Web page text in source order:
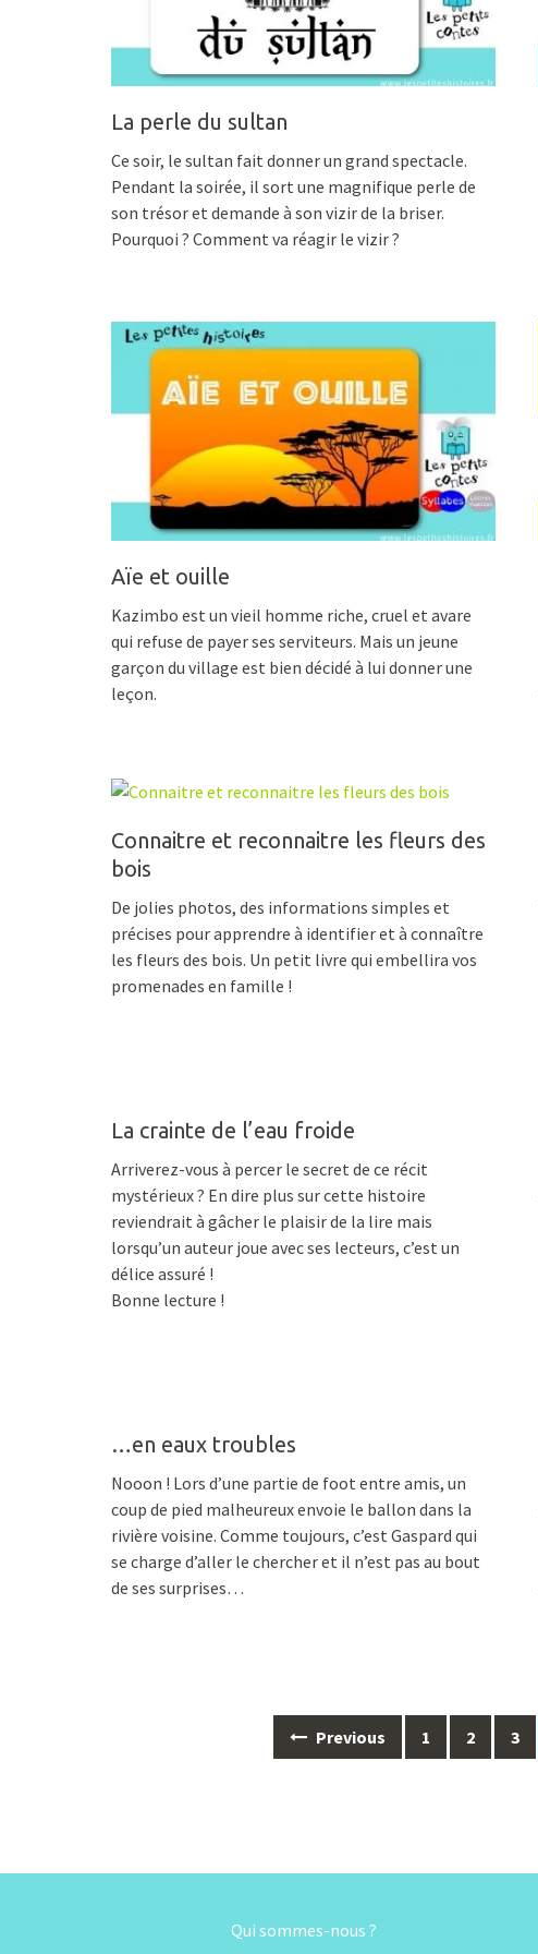
La perle du sultan
Ce soir, le sultan fait donner un grand spectacle.
Pendant la soirée, il sort une magnifique perle de
son trésor et demande à son vizir de la briser.
Pourquoi ? Comment va réagir le vizir ?
Aïe et ouille
Kazimbo est un vieil homme riche, cruel et avare
qui refuse de payer ses serviteurs. Mais un jeune
garçon du village est bien décidé à lui donner une
leçon.
Connaitre et reconnaitre les fleurs des
bois
De jolies photos, des informations simples et
précises pour apprendre à identifier et à connaître
les fleurs des bois. Un petit livre qui embellira vos
promenades en famille !
La crainte de l’eau froide
Arriverez-vous à percer le secret de ce récit
mystérieux ? En dire plus sur cette histoire
reviendrait à gâcher le plaisir de la lire mais
lorsqu’un auteur joue avec ses lecteurs, c’est un
délice assuré !
Bonne lecture !
…en eaux troubles
Nooon ! Lors d’une partie de foot entre amis, un
coup de pied malheureux envoie le ballon dans la
rivière voisine. Comme toujours, c’est Gaspard qui
se charge d’aller le chercher et il n’est pas au bout
de ses surprises…
Previous 1 2 3
Qui sommes-nous ?